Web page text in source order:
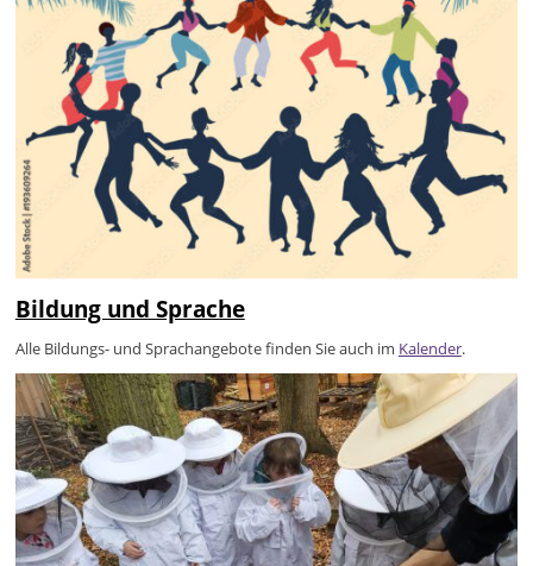
Bildung und Sprache
Alle Bildungs- und Sprachangebote finden Sie auch im Kalender.